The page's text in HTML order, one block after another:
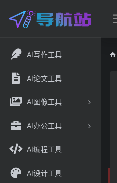
AI写作工具
AI论文工具
AI图像工具
AI办公工具
AI编程工具
AI设计工具